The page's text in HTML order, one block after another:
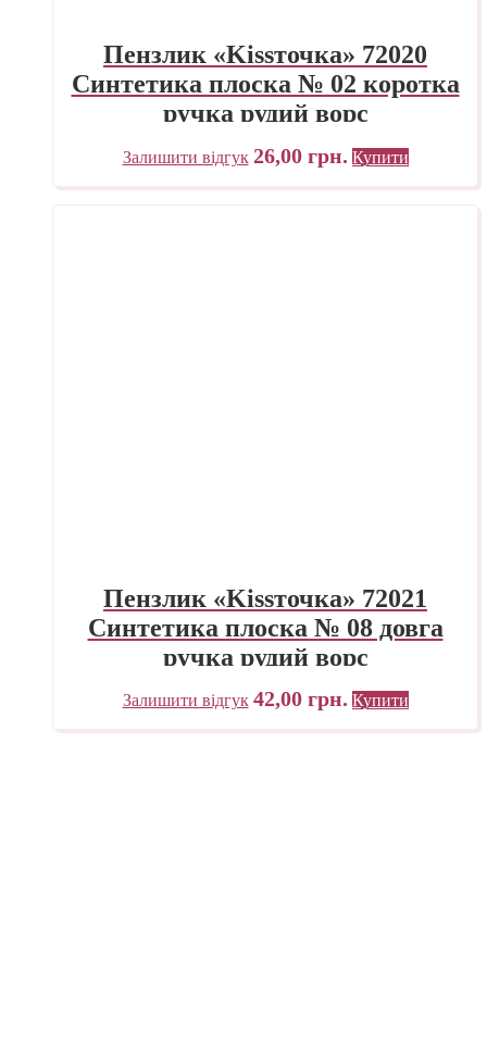
Пензлик «Kissточка» 72020
Синтетика плоска № 02 коротка
ручка рудий ворс
Залишити відгук 26,00 грн. Купити
Пензлик «Kissточка» 72021
Синтетика плоска № 08 довга
ручка рудий ворс
Залишити відгук 42,00 грн. Купити